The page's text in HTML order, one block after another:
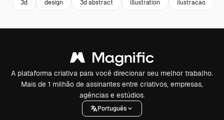
3d design 3d abstract illustration ilustracao
A plataforma criativa para você direcionar seu melhor trabalho.
Mais de 1 milhão de assinantes entre criativos, empresas,
agências e estúdios.
Português